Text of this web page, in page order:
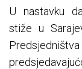
U nastavku
stiže u